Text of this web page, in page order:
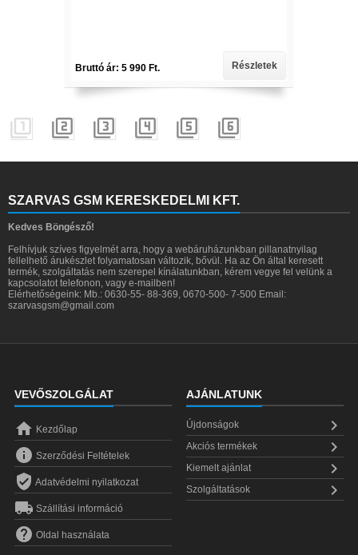
Bruttó ár: 5 990 Ft. Részletek
     
SZARVAS GSM KERESKEDELMI KFT.
Kedves Böngésző!
Felhívjuk szíves figyelmét arra, hogy a webáruházunkban pillanatnyilag
fellelhető árukészlet folyamatosan változik, bővül. Ha az Ön által keresett
termék, szolgáltatás nem szerepel kínálatunkban, kérem vegye fel velünk a
kapcsolatot telefonon, vagy e-mailben!
Elérhetőségeink: Mb.: 0630-55- 88-369, 0670-500- 7-500 Email:
szarvasgsm@gmail.com
VEVŐSZOLGÁLAT
 Kezdőlap
 Szerződési Feltételek
 Adatvédelmi nyilatkozat
 Szállítási információ
 Oldal használata
AJÁNLATUNK
Újdonságok 
Akciós termékek 
Kiemelt ajánlat 
Szolgáltatások 